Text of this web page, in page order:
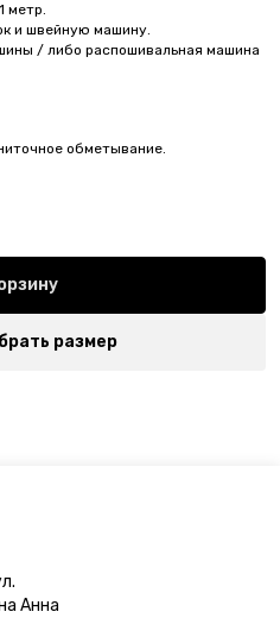
метр.
и швейную машину.
/ либо распошивальная машина
обметывание.
размер
Анна